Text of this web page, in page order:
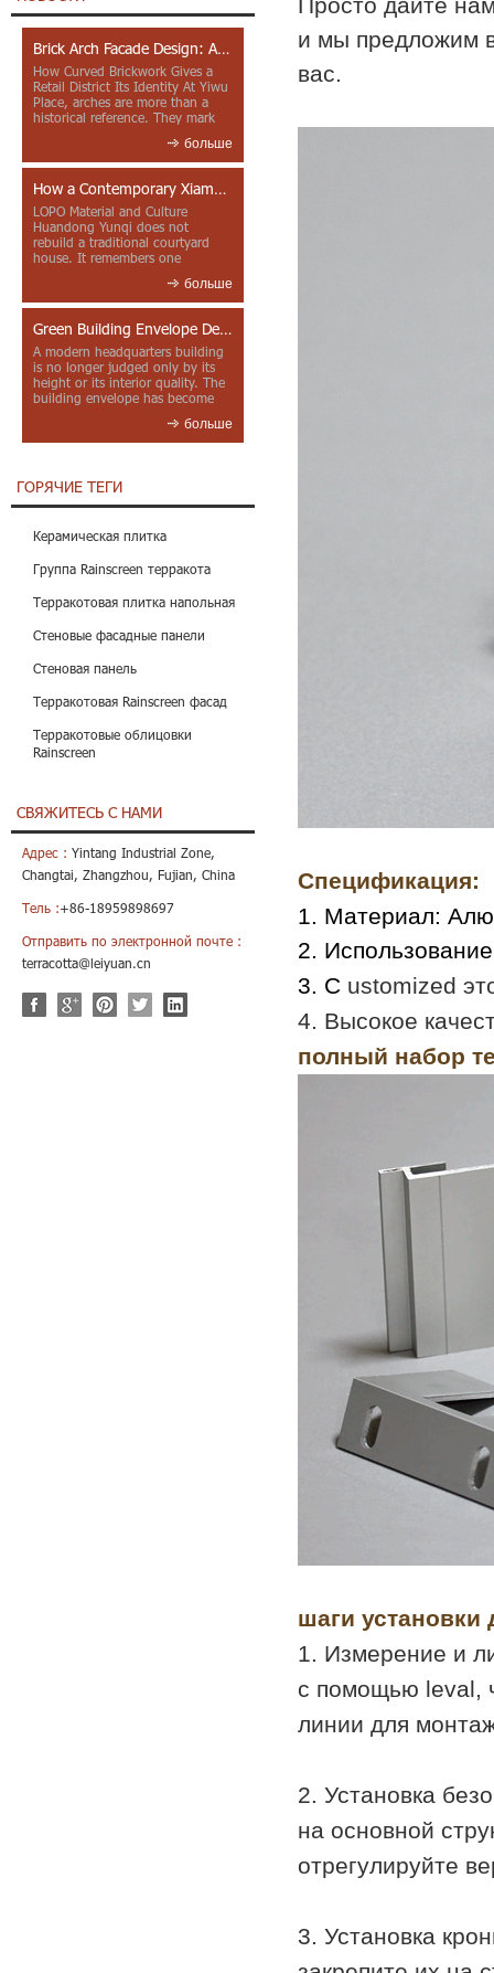
Brick Arch Facade Design: A Closer Look at Yiwu Place
How Curved Brickwork Gives a
Retail District Its Identity At Yiwu
Place, arches are more than a
historical reference. They mark
больше
How a Contemporary Xiamen Project Reframes Minnan Red Brick
LOPO Material and Culture
Huandong Yunqi does not
rebuild a traditional courtyard
house. It remembers one
больше
Green Building Envelope Design: Clay Sunscreen Fins for Modern Headquarters Architecture
A modern headquarters building
is no longer judged only by its
height or its interior quality. The
building envelope has become
больше
ГОРЯЧИЕ ТЕГИ
Керамическая плитка
Группа Rainscreen терракота
Терракотовая плитка напольная
Стеновые фасадные панели
Стеновая панель
Терракотовая Rainscreen фасад
Терракотовые облицовки
Rainscreen
СВЯЖИТЕСЬ С НАМИ
Адрес : Yintang Industrial Zone,
Changtai, Zhangzhou, Fujian, China
Тель :+86-18959898697
Отправить по электронной почте :
terracotta@leiyuan.cn
и мы предложим
вас.
Спецификация:
1. Материал:
2.
3. C ustomized
4. Высокое
полный набор
шаги установки
1. Измерение и
с помощью leval,
линии для
2. Установка
на основной
отрегулируйте
3. Установка